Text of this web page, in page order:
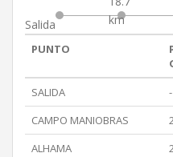
Salida
km
PUNTO
SALIDA
-
CAMPO MANIOBRAS
ALHAMA